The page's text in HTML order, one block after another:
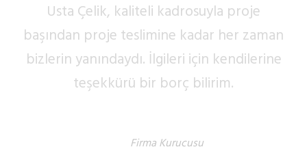
Usta Çelik, kaliteli kadrosuyla proje
başından proje teslimine kadar her zaman
bizlerin yanındaydı. İlgileri için kendilerine
teşekkürü bir borç bilirim.
Firma Kurucusu